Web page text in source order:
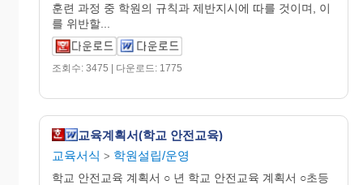
훈련 과정 중 학원의 규칙과 제반지시에 따를 것이며, 이
를 위반할...
조회수: 3475 | 다운로드: 1775
교육계획서(학교 안전교육)
교육서식 > 학원설립/운영
학교 안전교육 계획서 ○ 년 학교 안전교육 계획서 ○초등